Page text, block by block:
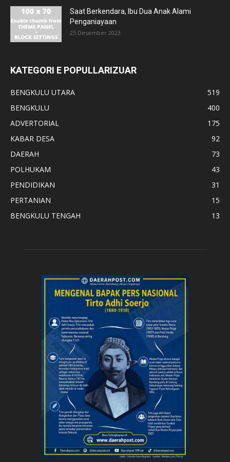
Saat Berkendara, Ibu Dua Anak Alami
Penganiayaan
25 Desember 2023
KATEGORI E POPULLARIZUAR
BENGKULU UTARA
519
BENGKULU
400
ADVERTORIAL
175
KABAR DESA
92
DAERAH
73
POLHUKAM
43
PENDIDIKAN
31
PERTANIAN
15
BENGKULU TENGAH
13